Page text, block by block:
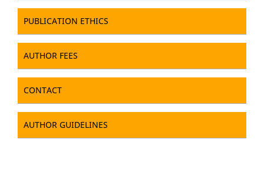
PUBLICATION ETHICS
AUTHOR FEES
CONTACT
AUTHOR GUIDELINES